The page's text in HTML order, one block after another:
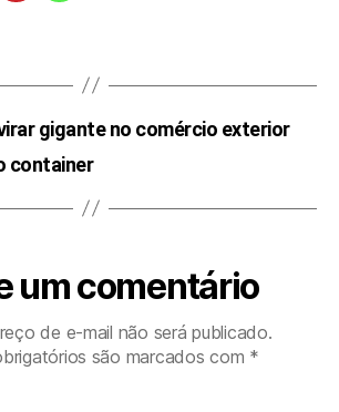
gigante no comércio exterior
container
um comentário
de e-mail não será publicado.
são marcados com *